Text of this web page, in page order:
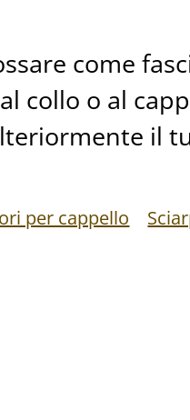
come
collo o al
il
per cappello